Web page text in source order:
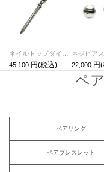
45,100
22,000
ペ
ペアリング
ペアブレスレット